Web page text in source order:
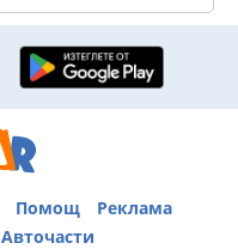
Помощ
Реклама
Авточасти